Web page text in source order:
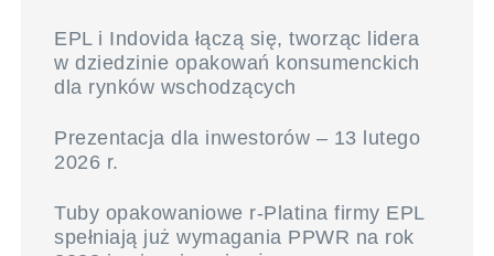
EPL i Indovida łączą się, tworząc lidera
w dziedzinie opakowań konsumenckich
dla rynków wschodzących
Prezentacja dla inwestorów – 13 lutego
2026 r.
Tuby opakowaniowe r-Platina firmy EPL
spełniają już wymagania PPWR na rok